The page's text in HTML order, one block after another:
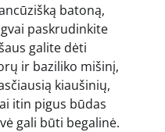
batoną,
paskrudinkite
galite dėti
ir baziliko mišinį,
kiaušinių,
itin pigus būdas
gali būti begalinė.